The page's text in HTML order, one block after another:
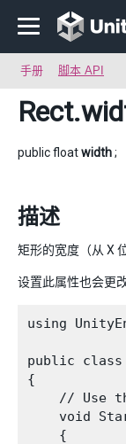
手册 脚本 API
Rect
public floatwidth;
描述
矩形的宽度（从 X
设置此属性也会更
using
public class
{
// Use
void
    {